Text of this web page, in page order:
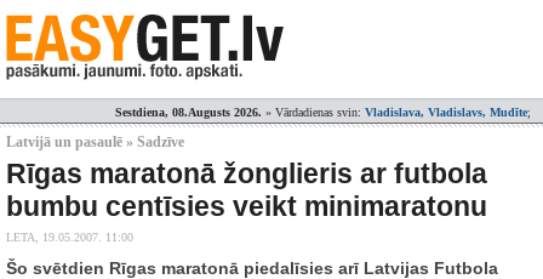
Sestdiena, 08.Augusts 2026. » Vārdadienas svin: Vladislava, Vladislavs, Mudīte;
Latvijā un pasaulē » Sadzīve
Rīgas maratonā žonglieris ar futbola
bumbu centīsies veikt minimaratonu
LETA, 19.05.2007. 11:00
Šo svētdien Rīgas maratonā piedalīsies arī Latvijas Futbola